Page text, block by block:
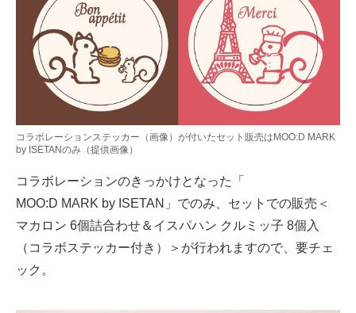
コラボレーションステッカー（画像）が付いたセット販売はMOO:D MARK
by ISETANのみ（提供画像）
コラボレーションのきっかけとなった「
MOO:D MARK by ISETAN 」でのみ、セットでの販売＜
マカロン 6個詰合わせ＆イスパハン クルミッ子 8個入
（コラボステッカー付き）＞が行われますので、要チェ
ック。